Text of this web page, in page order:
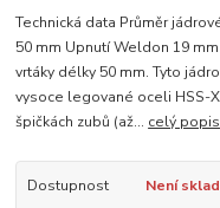
Technická data Průměr
50 mm Upnutí Weldon 19
vrtáky délky 50 mm. Tyto
vysoce legované oceli HSS-
špičkách zubů (až... celý popis
Dostupnost
Není